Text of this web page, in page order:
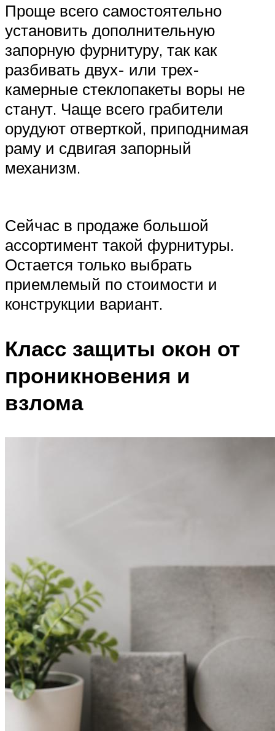
Проще всего самостоятельно
установить дополнительную
запорную фурнитуру, так как
разбивать двух- или трех-
камерные стеклопакеты воры не
станут. Чаще всего грабители
орудуют отверткой, приподнимая
раму и сдвигая запорный
механизм.
Сейчас в продаже большой
ассортимент такой фурнитуры.
Остается только выбрать
приемлемый по стоимости и
конструкции вариант.
Класс защиты окон от
проникновения и
взлома